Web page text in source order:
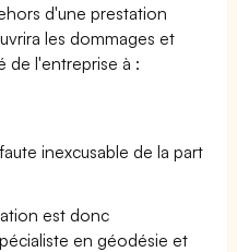
d'une prestation
les dommages et
de l'entreprise à :
inexcusable de la part
est donc
en géodésie et